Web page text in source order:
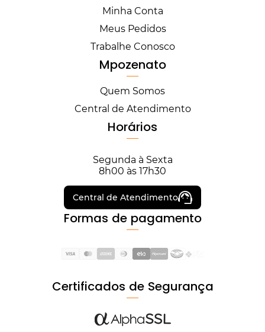
Minha Conta
Meus Pedidos
Trabalhe Conosco
Mpozenato
Quem Somos
Central de Atendimento
Horários
Segunda à Sexta
8h00 às 17h30
Central de Atendimento
Formas de pagamento
Certificados de Segurança